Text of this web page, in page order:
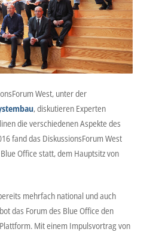
West, unter der
, diskutieren Experten
die verschiedenen Aspekte des
fand das DiskussionsForum West
Office statt, dem Hauptsitz von
mehrfach national und auch
das Forum des Blue Office den
Mit einem Impulsvortrag von